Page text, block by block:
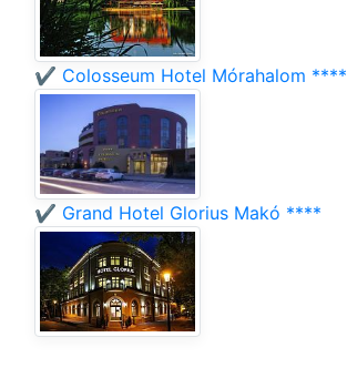
✔️ Colosseum Hotel Mórahalom ****
✔️ Grand Hotel Glorius Makó ****